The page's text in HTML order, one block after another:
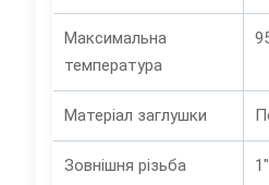
Максимальна
температура
Матеріал заглушки
Зовнішня різьба 1"